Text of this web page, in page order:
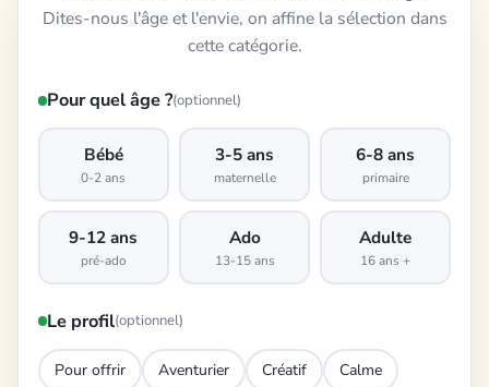
Dites-nous l'âge et l'envie, on affine la sélection dans
cette catégorie.
Pour quel âge ?(optionnel)
Bébé
0-2 ans
3-5 ans
maternelle
6-8 ans
primaire
9-12 ans
pré-ado
Ado
13-15 ans
Adulte
16 ans +
Le profil(optionnel)
Pour offrir Aventurier Créatif Calme